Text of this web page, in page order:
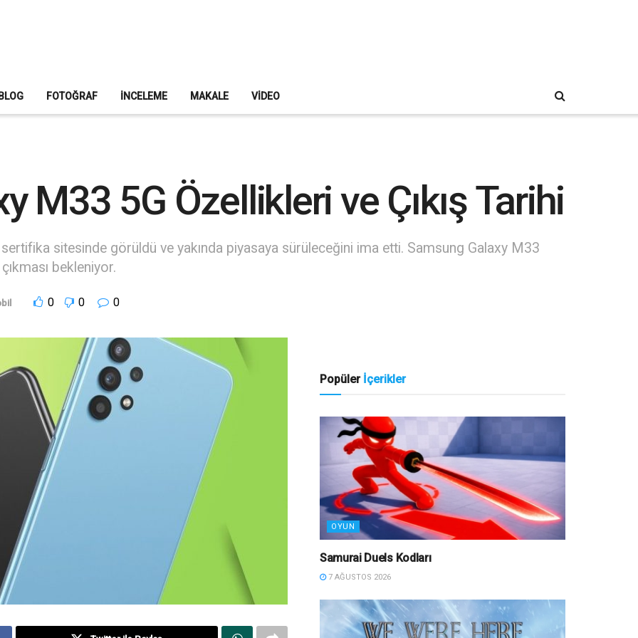
FOTOĞRAF İNCELEME MAKALE VIDEO
M33 5G Özellikleri ve Çıkış Tarihi
sitesinde görüldü ve yakında piyasaya sürüleceğini ima etti. Samsung Galaxy M33
bekleniyor.
0 0 0
Popüler İçerikler
OYUN
Samurai Duels Kodları
7 AĞUSTOS 2026